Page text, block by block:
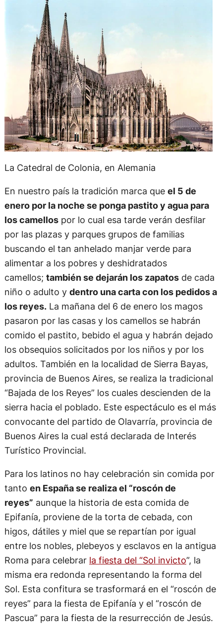
La Catedral de Colonia, en Alemania
En nuestro país la tradición marca que el 5 de
enero por la noche se ponga pastito y agua para
los camellospor lo cual esa tarde verán desfilar
por las plazas y parques grupos de familias
buscando el tan anhelado manjar verde para
alimentar a los pobres y deshidratados
camellos; también se dejarán los zapatosde cada
niño o adulto y dentro una carta con los pedidos a
los reyes.La mañana del 6 de enero los magos
pasaron por las casas y los camellos se habrán
comido el pastito, bebido el agua y habrán dejado
los obsequios solicitados por los niños y por los
adultos. También en la localidad de Sierra Bayas,
provincia de Buenos Aires, se realiza la tradicional
“Bajada de los Reyes” los cuales descienden de la
sierra hacia el poblado. Este espectáculo es el más
convocante del partido de Olavarría, provincia de
Buenos Aires la cual está declarada de Interés
Turístico Provincial.
Para los latinos no hay celebración sin comida por
tanto en España se realiza el “roscón de
reyes” aunque la historia de esta comida de
Epifanía, proviene de la torta de cebada, con
higos, dátiles y miel que se repartían por igual
entre los nobles, plebeyos y esclavos en la antigua
Roma para celebrar la fiesta del “Sol invicto”, la
misma era redonda representando la forma del
Sol. Esta confitura se trasformará en el “roscón de
reyes” para la fiesta de Epifanía y el “roscón de
Pascua” para la fiesta de la resurrección de Jesús.